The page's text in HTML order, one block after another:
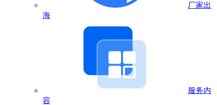
厂家出
海
服务内
容